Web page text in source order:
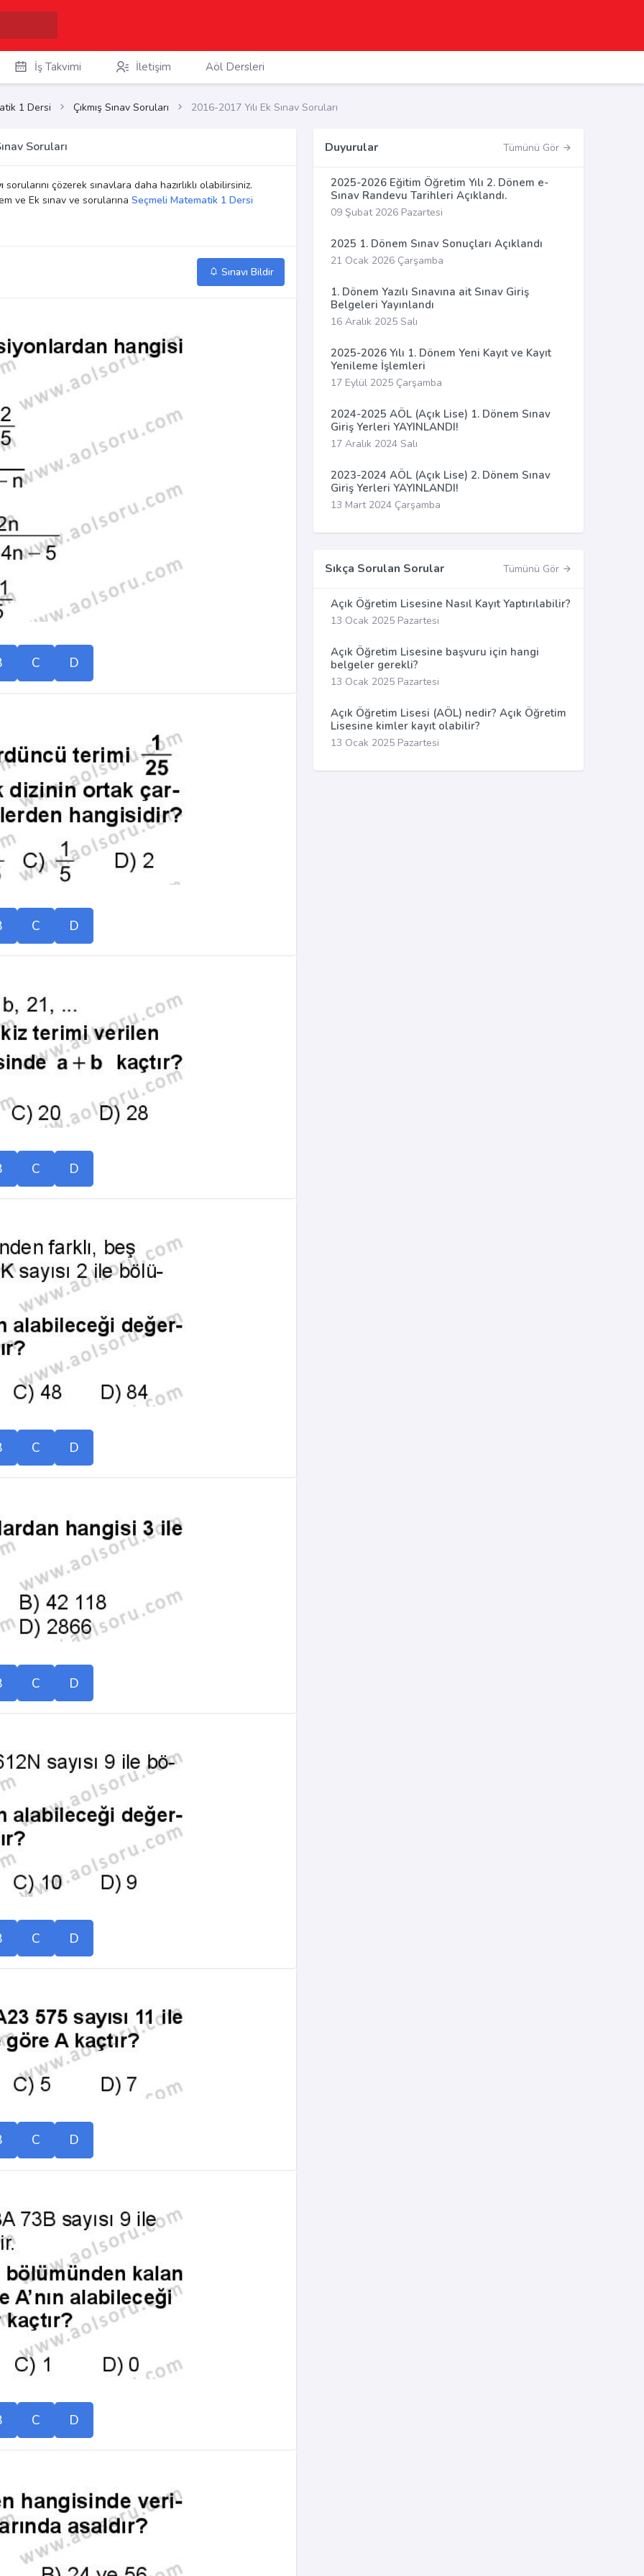
İş Takvimi İletişim Aöl Dersleri
1 Dersi Çıkmış Sınav Soruları 2016-2017 Yılı Ek Sınav Soruları
Soruları
sorularını çözerek sınavlara daha hazırlıklı olabilirsiniz.
ve Ek sınav ve sorularına Seçmeli Matematik 1 Dersi
Sınavı Bildir
C D
C D
C D
C D
C D
C D
C D
C D
Duyurular Tümünü Gör
2025-2026 Eğitim Öğretim Yılı 2. Dönem e-
Sınav Randevu Tarihleri Açıklandı.
09 Şubat 2026 Pazartesi
2025 1. Dönem Sınav Sonuçları Açıklandı
21 Ocak 2026 Çarşamba
1. Dönem Yazılı Sınavına ait Sınav Giriş
Belgeleri Yayınlandı
16 Aralık 2025 Salı
2025-2026 Yılı 1. Dönem Yeni Kayıt ve Kayıt
Yenileme İşlemleri
17 Eylül 2025 Çarşamba
2024-2025 AÖL (Açık Lise) 1. Dönem Sınav
Giriş Yerleri YAYINLANDI!
17 Aralık 2024 Salı
2023-2024 AÖL (Açık Lise) 2. Dönem Sınav
Giriş Yerleri YAYINLANDI!
13 Mart 2024 Çarşamba
Sıkça Sorulan Sorular Tümünü Gör
Açık Öğretim Lisesine Nasıl Kayıt Yaptırılabilir?
13 Ocak 2025 Pazartesi
Açık Öğretim Lisesine başvuru için hangi
belgeler gerekli?
13 Ocak 2025 Pazartesi
Açık Öğretim Lisesi (AÖL) nedir? Açık Öğretim
Lisesine kimler kayıt olabilir?
13 Ocak 2025 Pazartesi